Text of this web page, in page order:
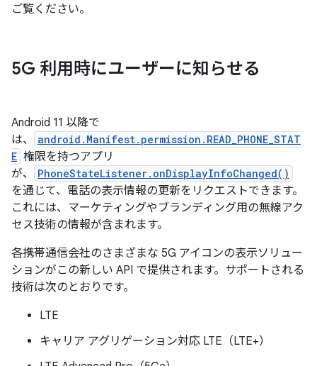
ご覧ください。
5G 利用時にユーザーに知らせる
Android 11 以降で
は、
android.Manifest.permission.READ_PHONE_STAT
E 権限を持つアプリ
が、
PhoneStateListener.onDisplayInfoChanged()
を通じて、電話の表示情報の更新をリクエストできます。
これには、マーケティングやブランディング用の無線アク
セス技術の情報が含まれます。
各携帯通信会社のさまざまな 5G アイコンの表示ソリュー
ションがこの新しい API で提供されます。サポートされる
技術は次のとおりです。
LTE
キャリア アグリゲーション対応 LTE（LTE+）